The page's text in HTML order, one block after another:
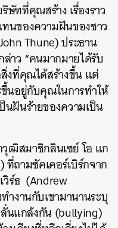
ทที่คุณสร้าง เรื่องราว
นของความฝันของชาว
Thune) ประธาน
าว “คนมากมายได้รับ
งที่คุณได้สร้างขึ้น แต่
นอยู่กับคุณในการทำให้
นฝันร้ายของความเป็น
ฒิสมาชิกลินเซย์ โอ แก
ที่ถามซัคเคอร์เบิร์กจาก
ร์ธ (Andrew
ำงานกับเขามานานระบุ
ลั่นแกล้งกัน (bullying)